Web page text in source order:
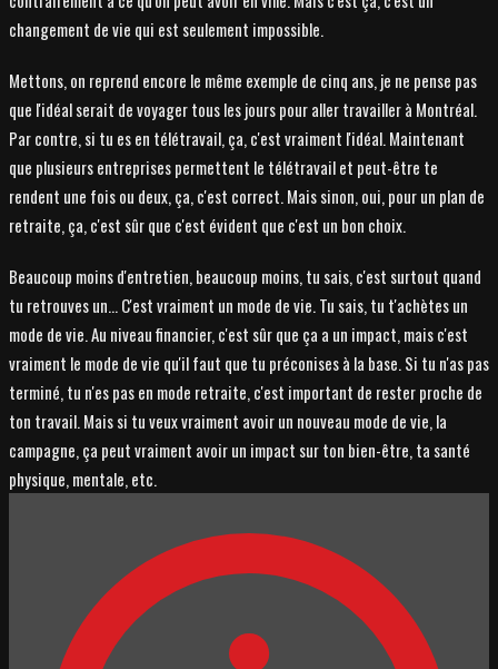
changement de vie qui est seulement impossible.
Mettons, on reprend encore le même exemple de cinq ans, je ne pense pas
que l'idéal serait de voyager tous les jours pour aller travailler à Montréal.
Par contre, si tu es en télétravail, ça, c'est vraiment l'idéal. Maintenant
que plusieurs entreprises permettent le télétravail et peut-être te
rendent une fois ou deux, ça, c'est correct. Mais sinon, oui, pour un plan de
retraite, ça, c'est sûr que c'est évident que c'est un bon choix.
Beaucoup moins d'entretien, beaucoup moins, tu sais, c'est surtout quand
tu retrouves un... C'est vraiment un mode de vie. Tu sais, tu t'achètes un
mode de vie. Au niveau financier, c'est sûr que ça a un impact, mais c'est
vraiment le mode de vie qu'il faut que tu préconises à la base. Si tu n'as pas
terminé, tu n'es pas en mode retraite, c'est important de rester proche de
ton travail. Mais si tu veux vraiment avoir un nouveau mode de vie, la
campagne, ça peut vraiment avoir un impact sur ton bien-être, ta santé
physique, mentale, etc.